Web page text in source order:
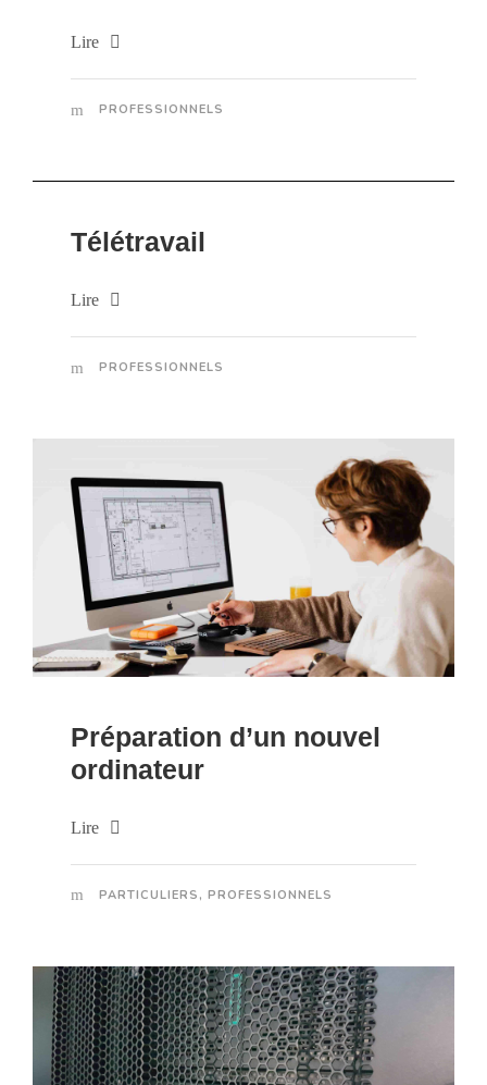
Lire
PROFESSIONNELS
Télétravail
Lire
PROFESSIONNELS
Préparation d’un nouvel
ordinateur
Lire
PARTICULIERS , PROFESSIONNELS